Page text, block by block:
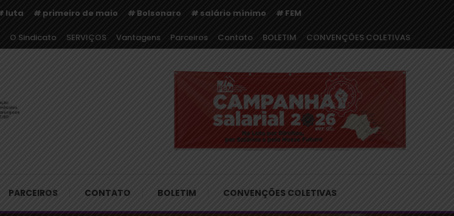
luta primeiro de maio Bolsonaro salário mínimo FEM
O Sindicato SERVIÇOS Vantagens Parceiros Contato BOLETIM CONVENÇÕES COLETIVAS
PARCEIROS CONTATO BOLETIM CONVENÇÕES COLETIVAS